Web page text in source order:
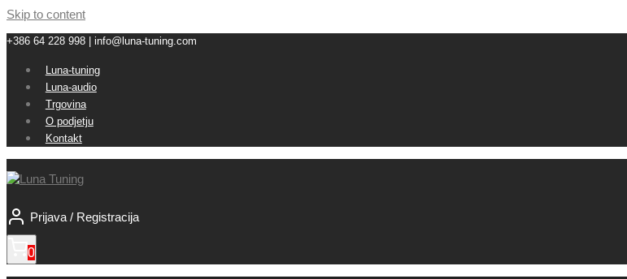
Skip to content
+386 64 228 998 | info@luna-tuning.com
Luna-tuning
Luna-audio
Trgovina
O podjetju
Kontakt
Prijava / Registracija
0